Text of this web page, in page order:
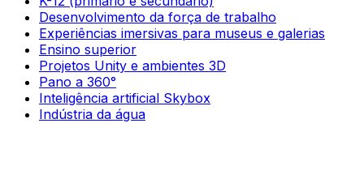
Desenvolvimento da força de trabalho
Experiências imersivas para museus e galerias
Ensino superior
Projetos Unity e ambientes 3D
Pano a 360°
Inteligência artificial Skybox
Indústria da água